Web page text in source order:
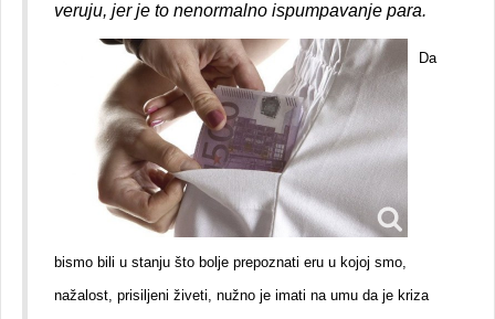
veruju, jer je to nenormalno ispumpavanje para.
Da
bismo bili u stanju što bolje prepoznati eru u kojoj smo,
nažalost, prisiljeni živeti, nužno je imati na umu da je kriza